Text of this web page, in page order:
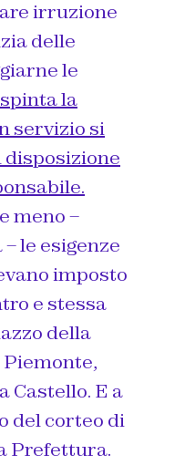
irruzione
delle
le
la
servizio si
disposizione
meno –
le esigenze
imposto
e stessa
della
Castello. E a
del corteo di
Prefettura.